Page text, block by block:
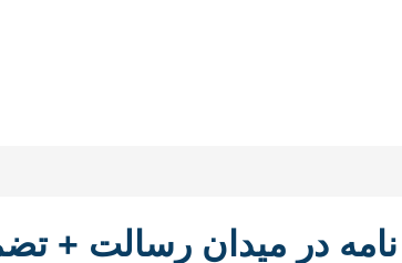
نامه در میدان رسالت +